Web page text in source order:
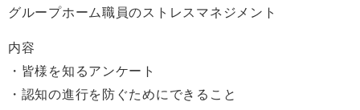
グループホーム職員のストレスマネジメント
内容
・皆様を知るアンケート
・認知の進行を防ぐためにできること